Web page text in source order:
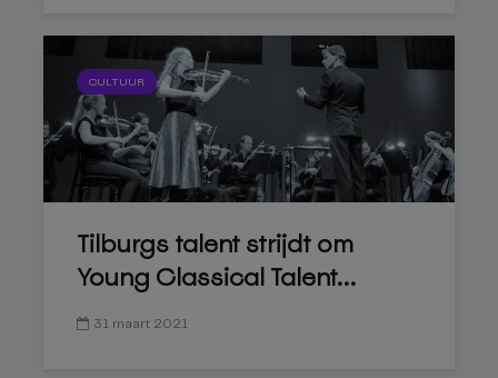
CULTUUR
Tilburgs talent strijdt om
Young Classical Talent...
31 maart 2021